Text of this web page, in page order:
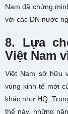
Nam đã chứng
với các DN nước
8. Lựa
Việt Nam
Việt Nam sở hữu
vùng kinh tế mới
khác như HQ,
thế này, những